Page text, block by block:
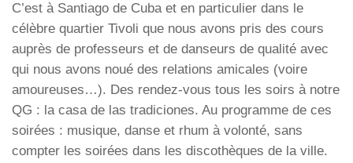
C’est à Santiago de Cuba et en particulier dans le
célèbre quartier Tivoli que nous avons pris des cours
auprès de professeurs et de danseurs de qualité avec
qui nous avons noué des relations amicales (voire
amoureuses…). Des rendez-vous tous les soirs à notre
QG : la casa de las tradiciones. Au programme de ces
soirées : musique, danse et rhum à volonté, sans
compter les soirées dans les discothèques de la ville.